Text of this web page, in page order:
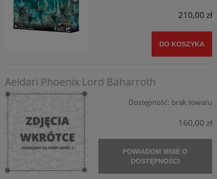
210,00 zł
DO KOSZYKA
Aeldari Phoenix Lord Baharroth
Dostępność: brak towaru
160,00 zł
POWIADOM MNIE O
DOSTĘPNOŚCI